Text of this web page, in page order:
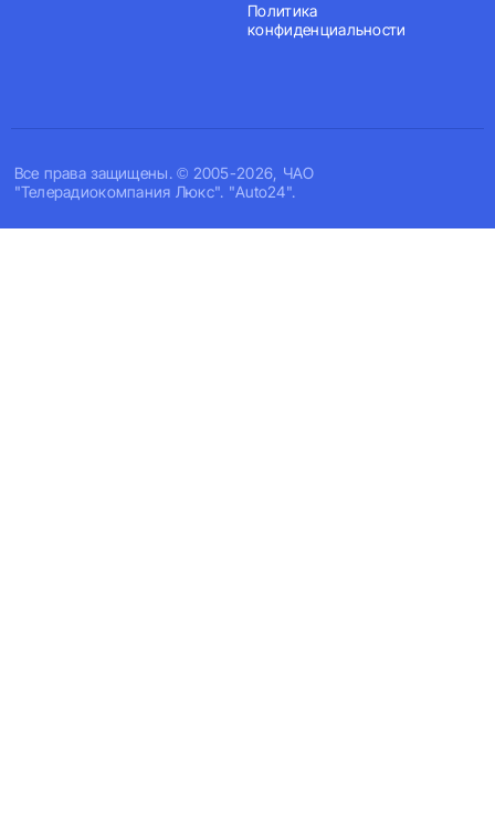
Все права защищены. © 2005-2026, ЧАО
"Телерадиокомпания Люкс". "Auto24".
Политика
конфиденциальности